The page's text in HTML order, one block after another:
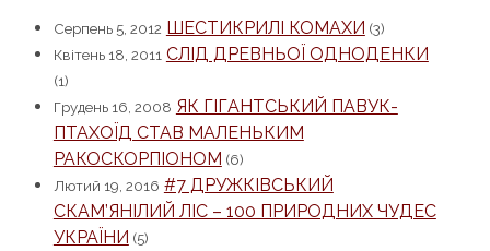
Серпень 5, 2012 ШЕСТИКРИЛІ КОМАХИ (3)
Квітень 18, 2011 СЛІД ДРЕВНЬОЇ ОДНОДЕНКИ
(1)
Грудень 16, 2008 ЯК ГІГАНТСЬКИЙ ПАВУК-
ПТАХОЇД СТАВ МАЛЕНЬКИМ
РАКОСКОРПІОНОМ (6)
Лютий 19, 2016 #7 ДРУЖКІВСЬКИЙ
СКАМ’ЯНІЛИЙ ЛІС – 100 ПРИРОДНИХ ЧУДЕС
УКРАЇНИ (5)